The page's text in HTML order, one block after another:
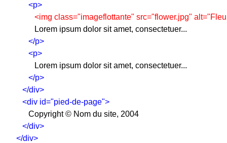
<p>
<img class="imageflottante" src="flower.jpg"
Lorem ipsum dolor sit amet, consectetuer...
</p>
<p>
Lorem ipsum dolor sit amet, consectetuer...
</p>
</div>
<div id="pied-de-page">
Copyright © Nom du site, 2004
</div>
</div>